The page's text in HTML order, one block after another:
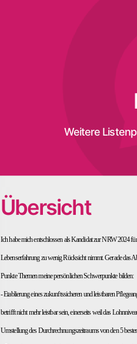
Weitere
Übersicht
Ich habe mich entschlossen als Kandidat zur NRW 2024
Lebenserfahrung zu wenig Rücksicht nimmt. Gerade das
Punkte Themen meine persönlichen Schwerpunkte bilden:
- Etablierung eines zukunftssicheren und leistbaren
betrifft nicht mehr leistbar sein, einerseits weil das
Umstellung des Durchrechnungszeitraums von den 5